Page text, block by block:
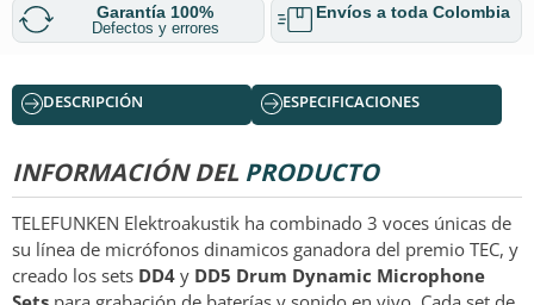
Garantía 100%
Defectos y errores
Envíos a toda Colombia
DESCRIPCIÓN ESPECIFICACIONES
INFORMACIÓN DEL PRODUCTO
TELEFUNKEN Elektroakustik ha combinado 3 voces únicas de
su línea de micrófonos dinamicos ganadora del premio TEC, y
creado los sets DD4 y DD5 Drum Dynamic Microphone